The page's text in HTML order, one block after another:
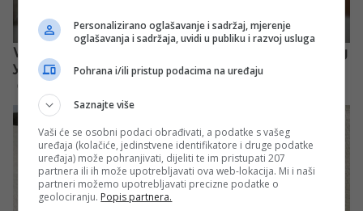
Personalizirano oglašavanje i sadržaj, mjerenje
oglašavanja i sadržaja, uvidi u publiku i razvoj usluga
Pohrana i/ili pristup podacima na uređaju
Saznajte više
Vaši će se osobni podaci obrađivati, a podatke s vašeg
uređaja (kolačiće, jedinstvene identifikatore i druge podatke
uređaja) može pohranjivati, dijeliti te im pristupati 207
partnera ili ih može upotrebljavati ova web-lokacija. Mi i naši
partneri možemo upotrebljavati precizne podatke o
geolociranju. Popis partnera.